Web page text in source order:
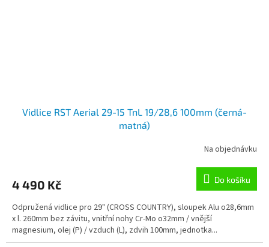
Vidlice RST Aerial 29-15 TnL 19/28,6 100mm (černá-
matná)
Na objednávku
4 490 Kč Do košíku
Odpružená vidlice pro 29" (CROSS COUNTRY), sloupek Alu o28,6mm
x l. 260mm bez závitu, vnitřní nohy Cr-Mo o32mm / vnější
magnesium, olej (P) / vzduch (L), zdvih 100mm, jednotka...